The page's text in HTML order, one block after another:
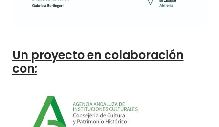
Un proyecto en colaboración
con: